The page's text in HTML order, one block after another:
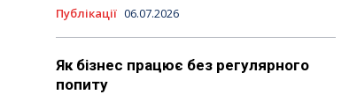
Публікації 06.07.2026
Як бізнес працює без регулярного
попиту